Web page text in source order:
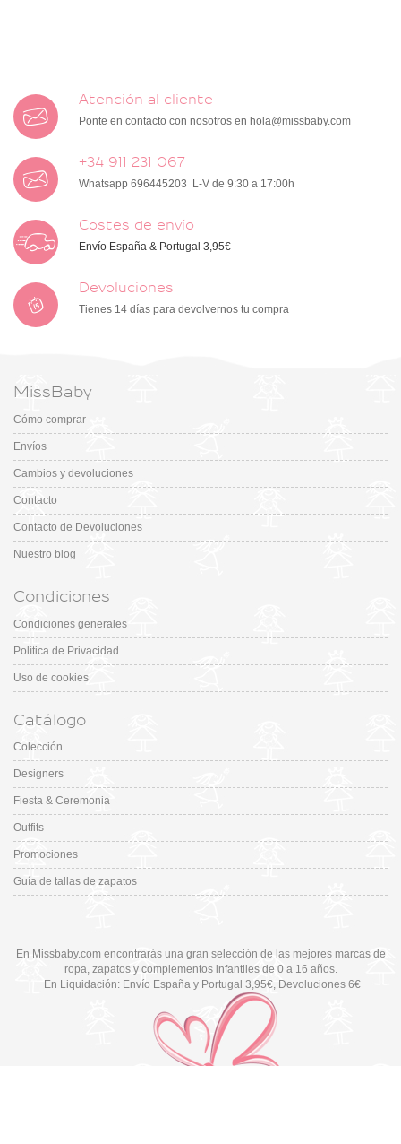
Atención al cliente
Ponte en contacto con nosotros en hola@missbaby.com
+34 911 231 067
Whatsapp 696445203 L-V de 9:30 a 17:00h
Costes de envío
Envío España & Portugal 3,95€
Devoluciones
Tienes 14 días para devolvernos tu compra
MissBaby
Cómo comprar
Envíos
Cambios y devoluciones
Contacto
Contacto de Devoluciones
Nuestro blog
Condiciones
Condiciones generales
Política de Privacidad
Uso de cookies
Catálogo
Colección
Designers
Fiesta & Ceremonia
Outfits
Promociones
Guía de tallas de zapatos
En Missbaby.com encontrarás una gran selección de las mejores marcas de
ropa, zapatos y complementos infantiles de 0 a 16 años.
En Liquidación: Envío España y Portugal 3,95€, Devoluciones 6€